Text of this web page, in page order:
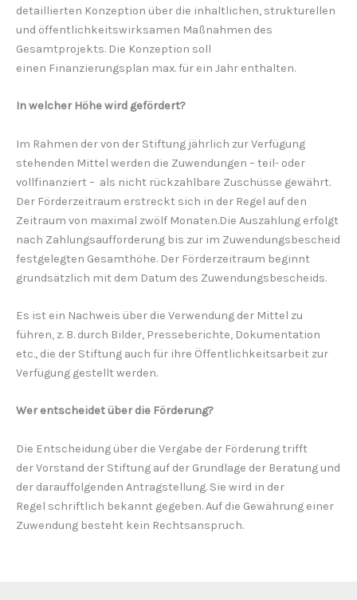
detaillierten Konzeption über die inhaltlichen, strukturellen
und öffentlichkeitswirksamen Maßnahmen des
Gesamtprojekts. Die Konzeption soll
einen Finanzierungsplan max. für ein Jahr enthalten.
In welcher Höhe wird gefördert?
Im Rahmen der von der Stiftung jährlich zur Verfügung
stehenden Mittel werden die Zuwendungen – teil- oder
vollfinanziert – als nicht rückzahlbare Zuschüsse gewährt.
Der Förderzeitraum erstreckt sich in der Regel auf den
Zeitraum von maximal zwölf Monaten.Die Auszahlung erfolgt
nach Zahlungsaufforderung bis zur im Zuwendungsbescheid
festgelegten Gesamthöhe. Der Förderzeitraum beginnt
grundsätzlich mit dem Datum des Zuwendungsbescheids.
Es ist ein Nachweis über die Verwendung der Mittel zu
führen, z. B. durch Bilder, Presseberichte, Dokumentation
etc., die der Stiftung auch für ihre Öffentlichkeitsarbeit zur
Verfügung gestellt werden.
Wer entscheidet über die Förderung?
Die Entscheidung über die Vergabe der Förderung trifft
der Vorstand der Stiftung auf der Grundlage der Beratung und
der darauffolgenden Antragstellung. Sie wird in der
Regel schriftlich bekannt gegeben. Auf die Gewährung einer
Zuwen­dung besteht kein Rechtsanspruch.